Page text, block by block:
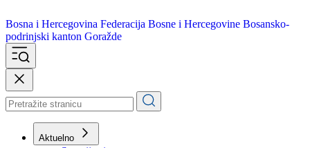
Bosna i Hercegovina
podrinjski kanton Goražde